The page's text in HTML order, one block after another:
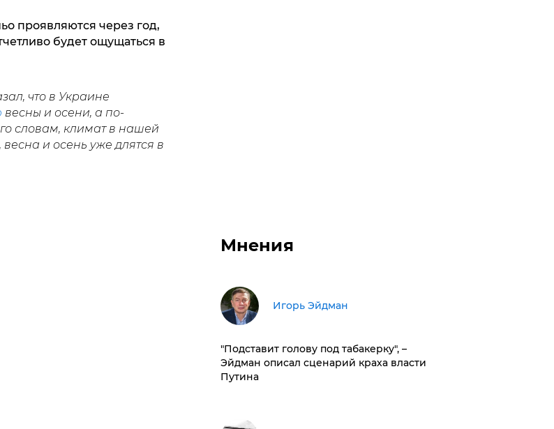
проявляются через год,
будет ощущаться в
что в Украине
весны и осени, а по-
словам, климат в нашей
и осень уже длятся в
Мнения
Игорь Эйдман
​"Подставит голову под табакерку", –
Эйдман описал сценарий краха власти
Путина